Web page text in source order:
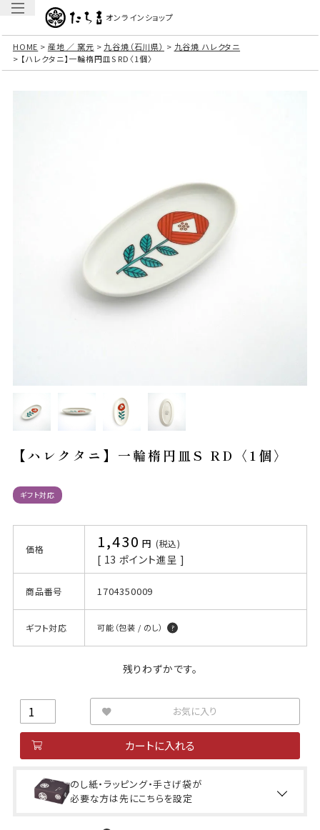
オンラインショップ
HOME 産地 ／ 窯元 九谷焼（石川県）
九谷焼 ハレクタニ
【ハレクタニ】一輪楕円皿S RD〈1個〉
【ハレクタニ】一輪楕円皿S RD〈1個〉
ギフト対応
価格 1,430 税込
[ 13 ポイント進呈 ]
商品番号 1704350009
ギフト対応 可能（包装 / のし）
残りわずかです。
お気に入り
カートに入れる
のし紙・ラッピング・手さげ袋が
必要な方は先にこちらを設定